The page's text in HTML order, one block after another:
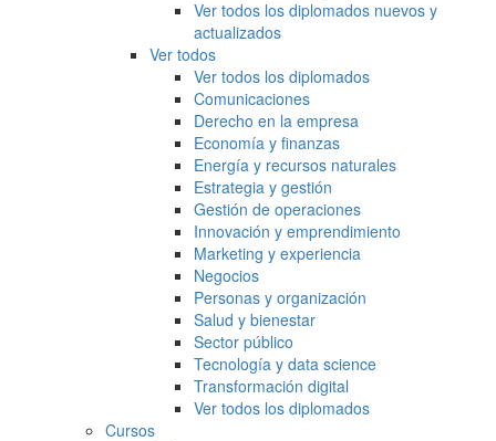
Ver todos los diplomados nuevos y
actualizados
Ver todos
Ver todos los diplomados
Comunicaciones
Derecho en la empresa
Economía y finanzas
Energía y recursos naturales
Estrategia y gestión
Gestión de operaciones
Innovación y emprendimiento
Marketing y experiencia
Negocios
Personas y organización
Salud y bienestar
Sector público
Tecnología y data science
Transformación digital
Ver todos los diplomados
Cursos